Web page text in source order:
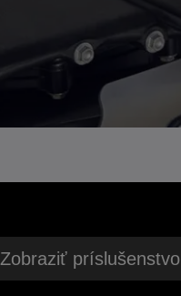
Zobraziť príslušenstvo